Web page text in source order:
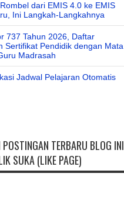
dari EMIS 4.0 ke EMIS
Ini Langkah-Langkahnya
737 Tahun 2026, Daftar
Sertifikat Pendidik dengan Mata
Madrasah
Jadwal Pelajaran Otomatis
POSTINGAN TERBARU BLOG INI
SUKA (LIKE PAGE)